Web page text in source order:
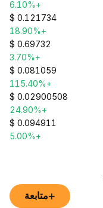
+6.10%
$ 0.121734
+18.90%
$ 0.69732
+3.70%
$ 0.081059
+115.40%
$ 0.02900508
+24.90%
$ 0.094911
+5.00%
+متابعة